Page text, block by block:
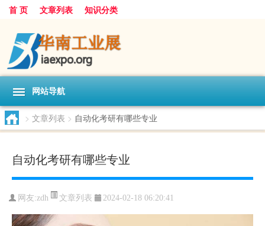
首 页 文章列表 知识分类
网站导航
> 文章列表 > 自动化考研有哪些专业
自动化考研有哪些专业
网友:zdh 文章列表 2024-02-18 06:20:41